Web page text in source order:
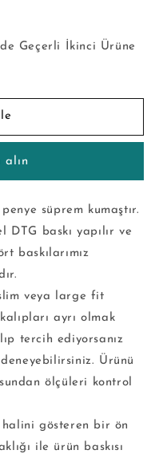
Geçerli İkinci Ürüne
alın
süprem kumaştır.
baskı yapılır ve
baskılarımız
veya large fit
ayrı olmak
tercih ediyorsanız
Ürünü
ölçüleri kontrol
halini gösteren bir ön
ile ürün baskısı